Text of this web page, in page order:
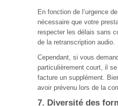
En fonction de l’urgence
nécessaire que votre
respecter les délais sans
de la retranscription audio.
Cependant, si vous
particulièrement court, il
facture un supplément.
avoir prévenu lors de la
7. Diversité des